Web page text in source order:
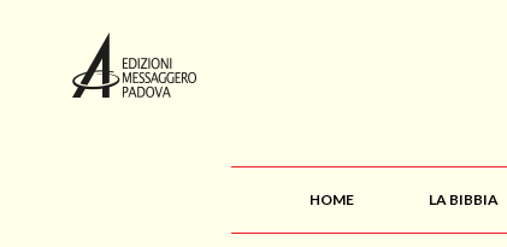
HOME LA BIBBIA